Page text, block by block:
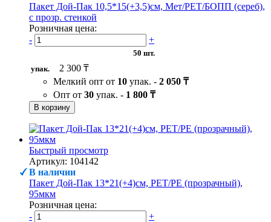
Пакет Дой-Пак 10,5*15(+3,5)см, Мет/PET/БОПП (сереб),
с прозр. стенкой
Розничная цена:
-
+
50 шт.
упак.
2 300 ₸
Мелкий опт от 10 упак. - 2 050 ₸
Опт от 30 упак. - 1 800 ₸
В корзину
Быстрый просмотр
Артикул: 104142
В наличии
Пакет Дой-Пак 13*21(+4)см, PET/PE (прозрачный),
95мкм
Розничная цена:
-
+